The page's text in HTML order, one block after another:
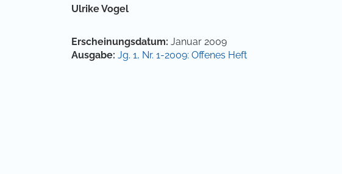
Hauptsächlicher Artikelinhalt
Ulrike Vogel
Artikel-Details
Erscheinungsdatum: Januar 2009
Ausgabe: Jg. 1, Nr. 1-2009: Offenes Heft